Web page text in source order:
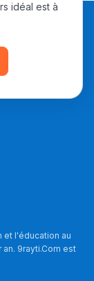
idéal est à
et l'éducation au
9rayti.Com est